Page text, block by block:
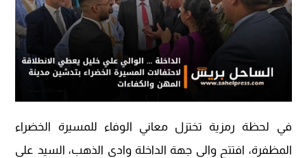
في لحظة رمزية تختزل معاني الوفاء للمسيرة الخضراء
المظفرة، افتتح والي جهة الداخلة وادي الذهب، السيد علي